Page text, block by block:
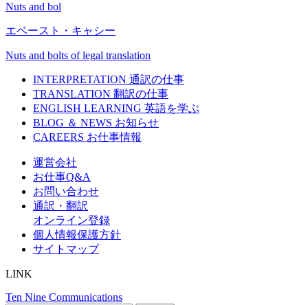
Nuts and bol
エベースト・キャシー
Nuts and bolts of legal translation
INTERPRETATION 通訳の仕事
TRANSLATION 翻訳の仕事
ENGLISH LEARNING 英語を学ぶ
BLOG ＆ NEWS お知らせ
CAREERS お仕事情報
運営会社
お仕事Q&A
お問い合わせ
通訳・翻訳
オンライン登録
個人情報保護方針
サイトマップ
LINK
Ten Nine Communications